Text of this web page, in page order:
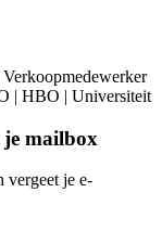
| HBO | Universiteit
mailbox
vergeet je e-